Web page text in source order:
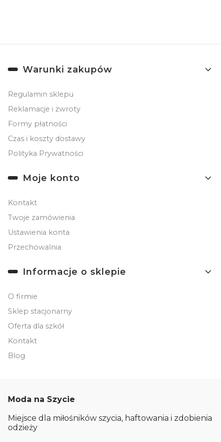
Linki w stopce
Warunki zakupów
Regulamin sklepu
Reklamacje i zwroty
Formy płatności
Czas i koszty dostawy
Polityka Prywatności
Moje konto
Kontakt
Twoje zamówienia
Ustawienia konta
Przechowalnia
Informacje o sklepie
O firmie
Sklep stacjonarny
Oferta dla szkół
Kontakt
Blog
Moda na Szycie
Miejsce dla miłośników szycia, haftowania i zdobienia
odzieży